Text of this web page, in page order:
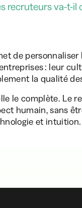
recruteurs va-t-il
de
: leur
la qualité
le complète. Le
humain, sans
et intuition.